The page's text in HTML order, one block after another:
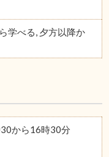
学べる, 夕方以降か
から16時30分